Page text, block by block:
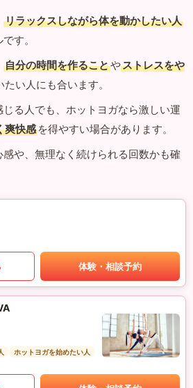
リラックスしながら体を動かしたい人
す。
自分の時間を作ることやストレスをや
たい人にも合います。
る人でも、ホットヨガなら激しい運
爽快感 を得やすい場合があります。
や、無理なく続けられる回数かも確
体験・相談予約
ホットヨガを始めたい人